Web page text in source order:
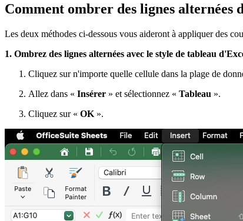
Comment ombrer des lignes alternées
Les deux méthodes ci-dessous vous aideront à appliquer des
1. Ombrez des lignes alternées avec le style de tableau
Cliquez sur n'importe quelle cellule dans la plage de
Allez dans « Insérer » et sélectionnez « Tableau ».
Cliquez sur « OK ».